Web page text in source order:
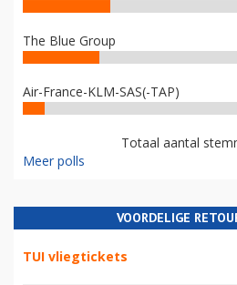
The Blue Group
Air-France-KLM-SAS(-TAP)
Totaal aantal
Meer polls
VOORDELIGE
TUI vliegtickets